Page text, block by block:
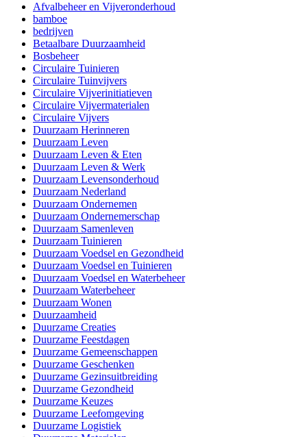
Afvalbeheer en Vijveronderhoud
bamboe
bedrijven
Betaalbare Duurzaamheid
Bosbeheer
Circulaire Tuinieren
Circulaire Tuinvijvers
Circulaire Vijverinitiatieven
Circulaire Vijvermaterialen
Circulaire Vijvers
Duurzaam Herinneren
Duurzaam Leven
Duurzaam Leven & Eten
Duurzaam Leven & Werk
Duurzaam Levensonderhoud
Duurzaam Nederland
Duurzaam Ondernemen
Duurzaam Ondernemerschap
Duurzaam Samenleven
Duurzaam Tuinieren
Duurzaam Voedsel en Gezondheid
Duurzaam Voedsel en Tuinieren
Duurzaam Voedsel en Waterbeheer
Duurzaam Waterbeheer
Duurzaam Wonen
Duurzaamheid
Duurzame Creaties
Duurzame Feestdagen
Duurzame Gemeenschappen
Duurzame Geschenken
Duurzame Gezinsuitbreiding
Duurzame Gezondheid
Duurzame Keuzes
Duurzame Leefomgeving
Duurzame Logistiek